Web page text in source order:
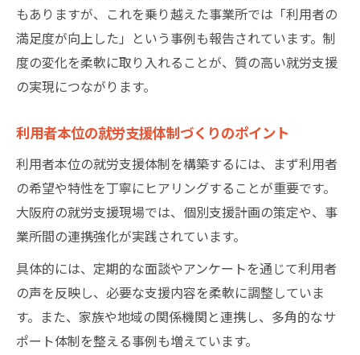
もありますが、これを乗り越えた事業所では「利用者の
満足度が向上した」という事例も報告されています。制
度の変化を柔軟に取り入れることが、質の高い就労支援
の実現につながります。
利用者本位の就労支援体制づくりのポイント
利用者本位の就労支援体制を構築するには、まず利用者
の希望や特性を丁寧にヒアリングすることが重要です。
大阪府の就労支援現場では、個別支援計画の策定や、事
業所間の連携強化が実践されています。
具体的には、定期的な面談やアンケートを通じて利用者
の声を反映し、必要な支援内容を柔軟に調整していま
す。また、家族や地域の関係機関と連携し、多角的なサ
ポート体制を整える事例も増えています。